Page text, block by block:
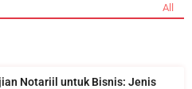
All
Notariil untuk Bisnis: Jenis